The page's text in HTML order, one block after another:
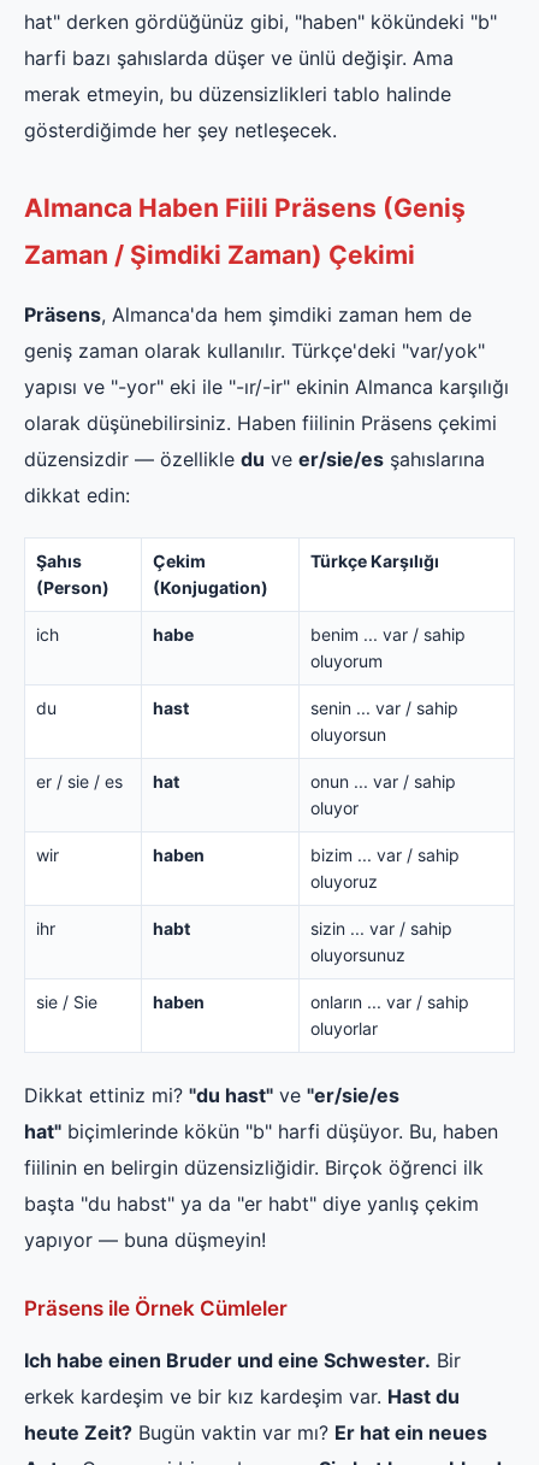
hat" derken gördüğünüz gibi, "haben" kökündeki "b"
harfi bazı şahıslarda düşer ve ünlü değişir. Ama
merak etmeyin, bu düzensizlikleri tablo halinde
gösterdiğimde her şey netleşecek.
Almanca Haben Fiili Präsens (Geniş
Zaman / Şimdiki Zaman) Çekimi
Präsens, Almanca'da hem şimdiki zaman hem de
geniş zaman olarak kullanılır. Türkçe'deki "var/yok"
yapısı ve "-yor" eki ile "-ır/-ir" ekinin Almanca karşılığı
olarak düşünebilirsiniz. Haben fiilinin Präsens çekimi
düzensizdir — özellikle du ve er/sie/es şahıslarına
dikkat edin:
Şahıs
(Person)
Çekim
(Konjugation)
Türkçe Karşılığı
ich habe
benim ... var / sahip
oluyorum
du hast
senin ... var / sahip
oluyorsun
er / sie / es hat
onun ... var / sahip
oluyor
wir haben
bizim ... var / sahip
oluyoruz
ihr habt
sizin ... var / sahip
oluyorsunuz
sie / Sie haben
onların ... var / sahip
oluyorlar
Dikkat ettiniz mi? "du hast" ve "er/sie/es
hat" biçimlerinde kökün "b" harfi düşüyor. Bu, haben
fiilinin en belirgin düzensizliğidir. Birçok öğrenci ilk
başta "du habst" ya da "er habt" diye yanlış çekim
yapıyor — buna düşmeyin!
Präsens ile Örnek Cümleler
Ich habe einen Bruder und eine Schwester. Bir
erkek kardeşim ve bir kız kardeşim var. Hast du
heute Zeit? Bugün vaktin var mı? Er hat ein neues